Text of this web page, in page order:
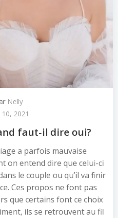
Nelly
2021
faut-il dire oui?
a parfois mauvaise
on entend dire que celui-ci
le couple ou qu’il va finir
Ces propos ne font pas
que certains font ce choix
ils se retrouvent au fil